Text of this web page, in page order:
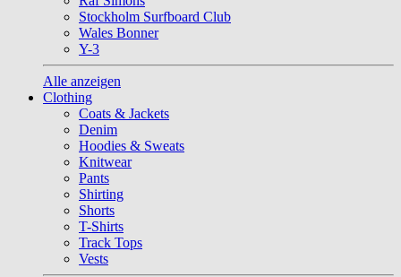
Stockholm Surfboard Club
Wales Bonner
Y-3
Alle anzeigen
Clothing
Coats & Jackets
Denim
Hoodies & Sweats
Knitwear
Pants
Shirting
Shorts
T-Shirts
Track Tops
Vests